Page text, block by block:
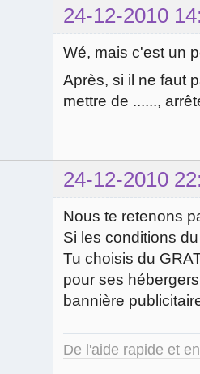
24-12-2010
Wé, mais c'est un
Après, si il ne faut
mettre de ......,
24-12-2010
Nous te retenons
Si les conditions
Tu choisis du
pour ses
bannière
De l'aide rapide et